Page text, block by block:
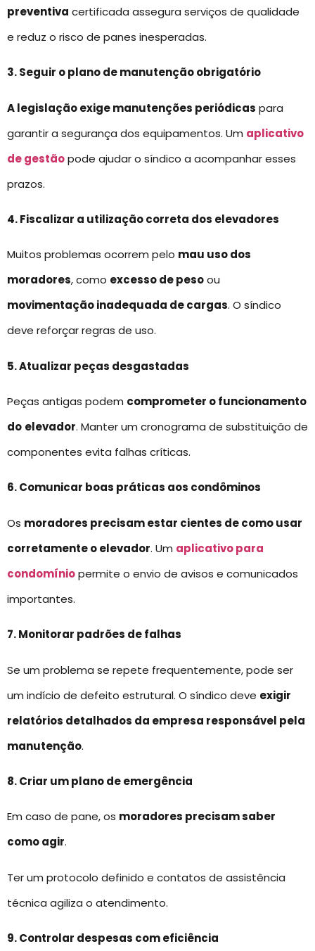
preventiva certificada assegura serviços de qualidade
e reduz o risco de panes inesperadas.
3. Seguir o plano de manutenção obrigatório
A legislação exige manutenções periódicas para
garantir a segurança dos equipamentos. Um aplicativo
de gestãopode ajudar o síndico a acompanhar esses
prazos.
4. Fiscalizar a utilização correta dos elevadores
Muitos problemas ocorrem pelo mau uso dos
moradores, como excesso de pesoou
movimentação inadequada de cargas. O síndico
deve reforçar regras de uso.
5. Atualizar peças desgastadas
Peças antigas podem comprometer o funcionamento
do elevador. Manter um cronograma de substituição de
componentes evita falhas críticas.
6. Comunicar boas práticas aos condôminos
Os moradores precisam estar cientes de como usar
corretamente o elevador. Um aplicativo para
condomíniopermite o envio de avisos e comunicados
importantes.
7. Monitorar padrões de falhas
Se um problema se repete frequentemente, pode ser
um indício de defeito estrutural. O síndico deve exigir
relatórios detalhados da empresa responsável pela
manutenção.
8. Criar um plano de emergência
Em caso de pane, os moradores precisam saber
como agir.
Ter um protocolo definido e contatos de assistência
técnica agiliza o atendimento.
9. Controlar despesas com eficiência